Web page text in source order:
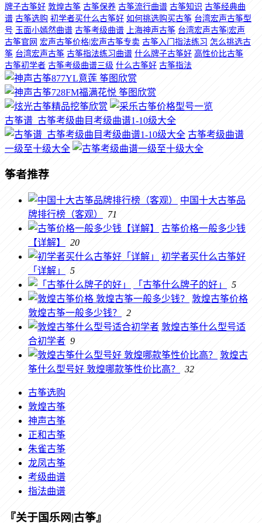
牌子古筝好 敦煌古筝 古筝保养 古筝流行曲谱 古筝知识 古筝经典曲
谱 古筝选购 初学者买什么古筝好 如何挑选购买古筝 台湾宏声古筝型
号 玉面小嫣然曲谱 古筝考级曲谱 上海神声古筝 台湾宏声古筝|宏声
古筝官网 宏声古筝价格|宏声古筝专卖 古筝入门指法练习 怎么挑选古
筝 台湾宏声古筝 古筝指法练习曲谱 什么牌子古筝好 高性价比古筝
古筝初学者 古筝考级曲谱三级 什么古筝好 古筝指法
古筝谱_古筝考级曲目考级曲谱1-10级大全
古筝考级曲谱
一级至十级大全
筝者推荐
中国十大古筝品
牌排行榜（客观）
71
古筝价格一般多少钱
【详解】
20
初学者买什么古筝好
「详解」
5
「古筝什么牌子的好」
5
敦煌古筝价格
敦煌古筝一般多少钱？
2
敦煌古筝什么型号适
合初学者 9
敦煌古
筝什么型号好 敦煌哪款筝性价比高？
32
古筝选购
敦煌古筝
神声古筝
正和古筝
朱雀古筝
龙凤古筝
考级曲谱
指法曲谱
『关于国乐网|古筝』